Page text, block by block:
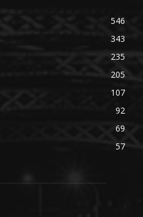
546
343
235
205
107
92
69
57